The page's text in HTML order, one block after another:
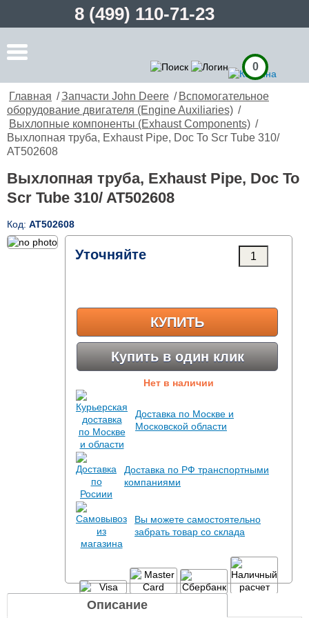
8 (499) 110-71-23
0
Главная /Запчасти John Deere / Вспомогательное
оборудование двигателя (Engine Auxiliaries) /
Выхлопные компоненты (Exhaust Components) /
Выхлопная труба, Exhaust Pipe, Doc To Scr Tube 310/
AT502608
Выхлопная труба, Exhaust Pipe, Doc To
Scr Tube 310/ AT502608
Код: AT502608
Уточняйте
КУПИТЬ
Купить в один клик
Нет в наличии
Доставка по Москве и
Московской области
Доставка по РФ транспортными
компаниями
Вы можете самостоятельно
забрать товар со склада
Описание